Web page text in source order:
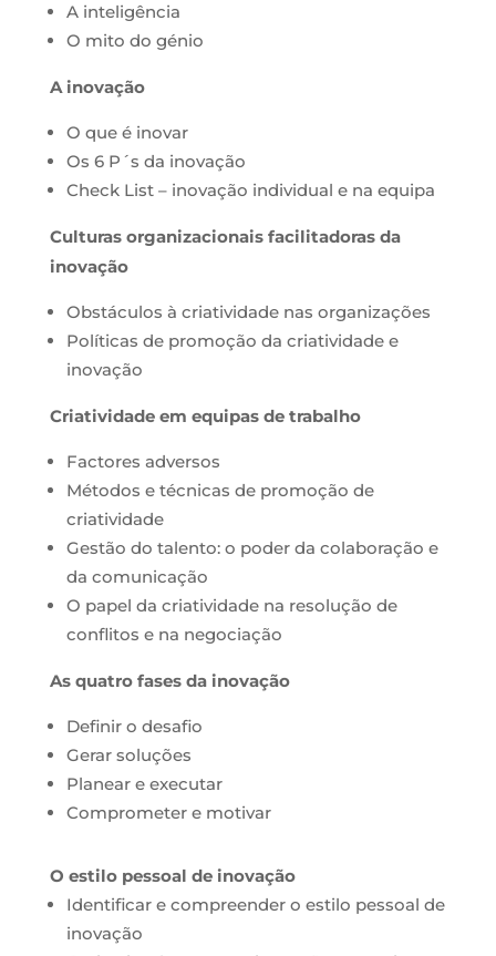
A inteligência
O mito do génio
A inovação
O que é inovar
Os 6 P´s da inovação
Check List – inovação individual e na equipa
Culturas organizacionais facilitadoras da
inovação
Obstáculos à criatividade nas organizações
Políticas de promoção da criatividade e
inovação
Criatividade em equipas de trabalho
Factores adversos
Métodos e técnicas de promoção de
criatividade
Gestão do talento: o poder da colaboração e
da comunicação
O papel da criatividade na resolução de
conflitos e na negociação
As quatro fases da inovação
Definir o desafio
Gerar soluções
Planear e executar
Comprometer e motivar
O estilo pessoal de inovação
Identificar e compreender o estilo pessoal de
inovação